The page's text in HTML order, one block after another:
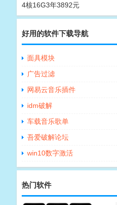
4核16G3年3892元
好用的软件下载导航
面具模块
广告过滤
网易云音乐插件
idm破解
车载音乐歌单
吾爱破解论坛
win10数字激活
热门软件